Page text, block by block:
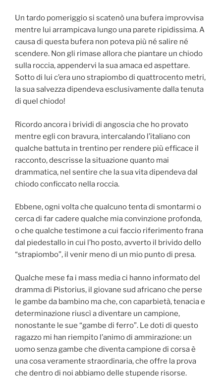
Un tardo pomeriggio si scatenò una bufera improvvisa
mentre lui arrampicava lungo una parete ripidissima. A
causa di questa bufera non poteva più né salire né
scendere. Non gli rimase allora che piantare un chiodo
sulla roccia, appendervi la sua amaca ed aspettare.
Sotto di lui c’era uno strapiombo di quattrocento metri,
la sua salvezza dipendeva esclusivamente dalla tenuta
di quel chiodo!
Ricordo ancora i brividi di angoscia che ho provato
mentre egli con bravura, intercalando l’italiano con
qualche battuta in trentino per rendere più efficace il
racconto, descrisse la situazione quanto mai
drammatica, nel sentire che la sua vita dipendeva dal
chiodo conficcato nella roccia.
Ebbene, ogni volta che qualcuno tenta di smontarmi o
cerca di far cadere qualche mia convinzione profonda,
o che qualche testimone a cui faccio riferimento frana
dal piedestallo in cui l’ho posto, avverto il brivido dello
“strapiombo”, il venir meno di un mio punto di presa.
Qualche mese fa i mass media ci hanno informato del
dramma di Pistorius, il giovane sud africano che perse
le gambe da bambino ma che, con caparbietà, tenacia e
determinazione riuscì a diventare un campione,
nonostante le sue “gambe di ferro”. Le doti di questo
ragazzo mi han riempito l’animo di ammirazione: un
uomo senza gambe che diventa campione di corsa è
una cosa veramente straordinaria, che offre la prova
che dentro di noi abbiamo delle stupende risorse.